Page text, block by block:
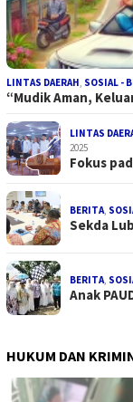
LINTAS DAERAH, SOSIAL -
“Mudik Aman,
LINTAS
2025
Fokus
BERITA,
Sekda
BERITA,
Anak
HUKUM DAN